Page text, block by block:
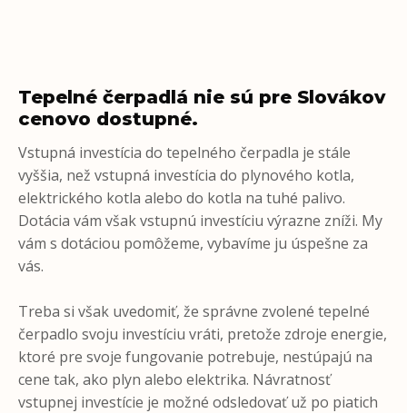
Tepelné čerpadlá nie sú pre Slovákov
cenovo dostupné.
Vstupná investícia do tepelného čerpadla je stále
vyššia, než vstupná investícia do plynového kotla,
elektrického kotla alebo do kotla na tuhé palivo.
Dotácia vám však vstupnú investíciu výrazne zníži. My
vám s dotáciou pomôžeme, vybavíme ju úspešne za
vás.
Treba si však uvedomiť, že správne zvolené tepelné
čerpadlo svoju investíciu vráti, pretože zdroje energie,
ktoré pre svoje fungovanie potrebuje, nestúpajú na
cene tak, ako plyn alebo elektrika. Návratnosť
vstupnej investície je možné odsledovať už po piatich